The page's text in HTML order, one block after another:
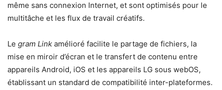
même sans connexion Internet, et sont optimisés pour le
multitâche et les flux de travail créatifs.
Le gram Link amélioré facilite le partage de fichiers, la
mise en miroir d’écran et le transfert de contenu entre
appareils Android, iOS et les appareils LG sous webOS,
établissant un standard de compatibilité inter-plateformes.